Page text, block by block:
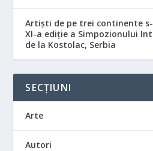
Artiști de pe trei continente
XI-a ediție a Simpozionului
de la Kostolac, Serbia
SECȚIUNI
Arte
Autori